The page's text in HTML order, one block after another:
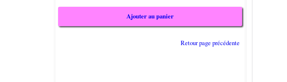
Ajouter au panier
Retour page précédente